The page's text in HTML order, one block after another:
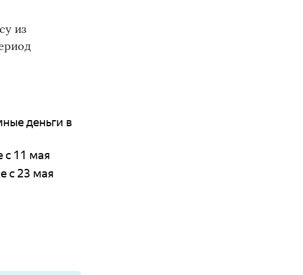
из
деньги в
с 11 мая
с 23 мая